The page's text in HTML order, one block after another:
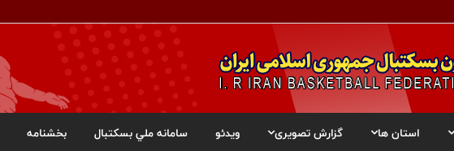
استان ها گزارش تصویری ویدئو سامانه ملي بسکتبال بخشنامه